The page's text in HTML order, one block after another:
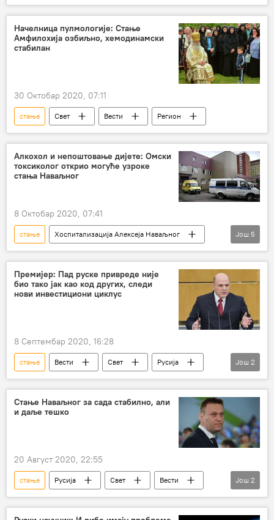
Милорад Додик
Регион
Начелница пулмологије: Стање
Амфилохија озбиљно, хемодинамски
стабилан
30 Октобар 2020, 07:11
стање Свет Вести Регион
Алкохол и непоштовање дијете: Омски
токсиколог открио могуће узроке
стања Наваљног
8 Октобар 2020, 07:41
стање
Хоспитализација Алексеја Наваљног
Русија
Свет
Вести
Алексеј Наваљни
узроци
Још 5
Премијер: Пад руске привреде није
био тако јак као код других, следи
нови инвестициони циклус
8 Септембар 2020, 16:28
стање Вести Свет
Русија
Михаил Мишустин
привреда
Још 2
Стање Наваљног за сада стабилно, али
и даље тешко
20 Август 2020, 22:55
стање Русија Свет
Вести
Алексеј Наваљни
Хоспитализација Алексеја Наваљног
Још 2